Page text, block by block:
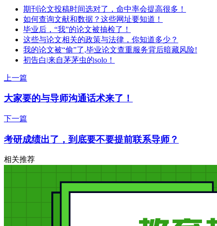
期刊论文投稿时间选对了，命中率会提高很多！
如何查询文献和数据？这些网址要知道！
毕业后，“我”的论文被抽检了！
这些与论文相关的政策与法律，你知道多少？
我的论文被“偷”了,毕业论文查重服务背后暗藏风险!
初告白|来自茅茅虫的solo！
上一篇
大家要的与导师沟通话术来了！
下一篇
考研成绩出了，到底要不要提前联系导师？
相关推荐